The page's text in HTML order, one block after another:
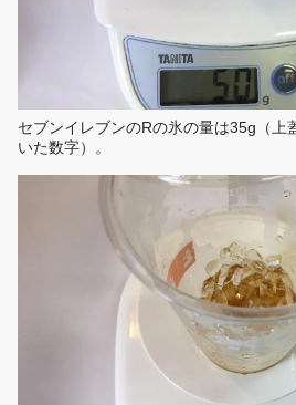
セブンイレブンのRの氷の量は35g（上
いた数字）。